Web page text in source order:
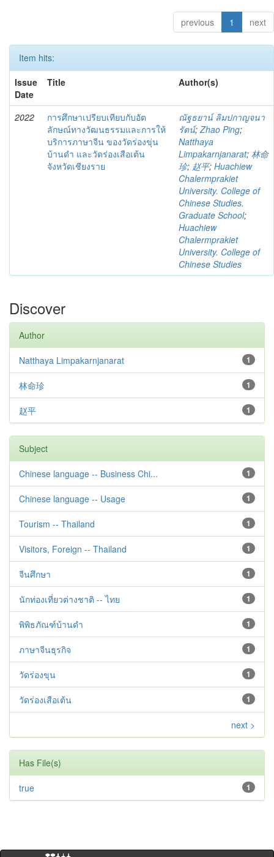
previous 1 next
Item hits:
Issue
Date
Title Author(s)
2022
การศึกษาเปรียบเทียบกับอัต
ลักษณ์ทางวัฒนธรรมและการให้
บริการภาษาจีน ของวัดร่องขุ่น
บ้านดำ และวัดร่องเสือเต้น
จังหวัดเชียงราย
ณัฐธยาน์ ลิมปกาญจนา
รัตน์;Zhao Ping;
Natthaya
Limpakarnjanarat; 林命
珍; 赵平; Huachiew
Chalermprakiet
University. College of
Chinese Studies.
Graduate School;
Huachiew
Chalermprakiet
University. College of
Chinese Studies
Discover
Author
1
Natthaya Limpakarnjanarat
1
林命珍
1
赵平
Subject
1
Chinese language -- Business Chi...
1
Chinese language -- Usage
1
Tourism -- Thailand
1
Visitors, Foreign -- Thailand
1
จีนศึกษา
1
นักท่องเที่ยวต่างชาติ -- ไทย
1
พิพิธภัณฑ์บ้านดำ
1
ภาษาจีนธุรกิจ
1
วัดร่องขุน
1
วัดร่องเสือเต้น
next >
Has File(s)
1
true